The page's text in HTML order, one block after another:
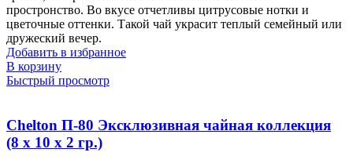
простронство. Во вкусе отчетливы цитрусовые нотки и
цветочные оттенки. Такой чай украсит теплый семейный или
дружеский вечер.
Добавить в избранное
В корзину
Быстрый просмотр
Chelton П-80 Эксклюзивная чайная коллекция
(8 х 10 х 2 гр.)